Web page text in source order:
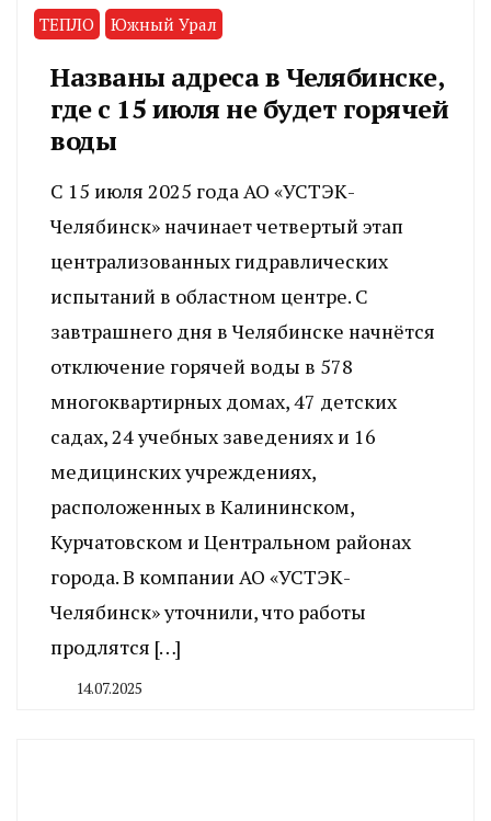
ТЕПЛО Южный Урал
Названы адреса в Челябинске,
где с 15 июля не будет горячей
воды
C 15 июля 2025 года АО «УСТЭК-
Челябинск» начинает четвертый этап
централизованных гидравлических
испытаний в областном центре. С
завтрашнего дня в Челябинске начнётся
отключение горячей воды в 578
многоквартирных домах, 47 детских
садах, 24 учебных заведениях и 16
медицинских учреждениях,
расположенных в Калининском,
Курчатовском и Центральном районах
города. В компании АО «УСТЭК-
Челябинск» уточнили, что работы
продлятся […]
14.07.2025